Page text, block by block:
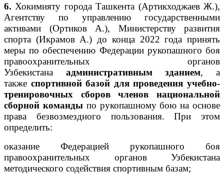
6. Хокимияту города Ташкента (Артикходжаев Ж.),
Агентству по управлению государственными
активами (Ортиков А.), Министерству развития
спорта (Икрамов А.) до конца 2022 года принять
меры по обеспечению Федерации рукопашного боя
правоохранительных органов
Узбекистана административным зданием, а
также спортивной базой для проведения учебно-
тренировочных сборов членов национальной
сборной командыпо рукопашному бою на основе
права безвозмездного пользования. При этом
определить:
оказание Федерацией рукопашного боя
правоохранительных органов Узбекистана
методического содействия спортивным базам;